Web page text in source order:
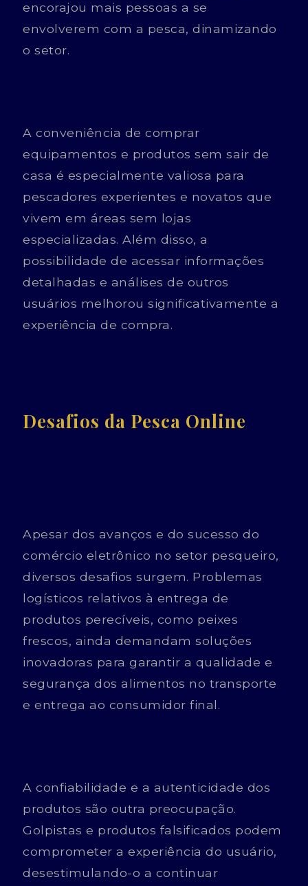
encorajou mais pessoas a se
envolverem com a pesca, dinamizando
o setor.
A conveniência de comprar
equipamentos e produtos sem sair de
casa é especialmente valiosa para
pescadores experientes e novatos que
vivem em áreas sem lojas
especializadas. Além disso, a
possibilidade de acessar informações
detalhadas e análises de outros
usuários melhorou significativamente a
experiência de compra.
Desafios da Pesca Online
Apesar dos avanços e do sucesso do
comércio eletrônico no setor pesqueiro,
diversos desafios surgem. Problemas
logísticos relativos à entrega de
produtos perecíveis, como peixes
frescos, ainda demandam soluções
inovadoras para garantir a qualidade e
segurança dos alimentos no transporte
e entrega ao consumidor final.
A confiabilidade e a autenticidade dos
produtos são outra preocupação.
Golpistas e produtos falsificados podem
comprometer a experiência do usuário,
desestimulando-o a continuar